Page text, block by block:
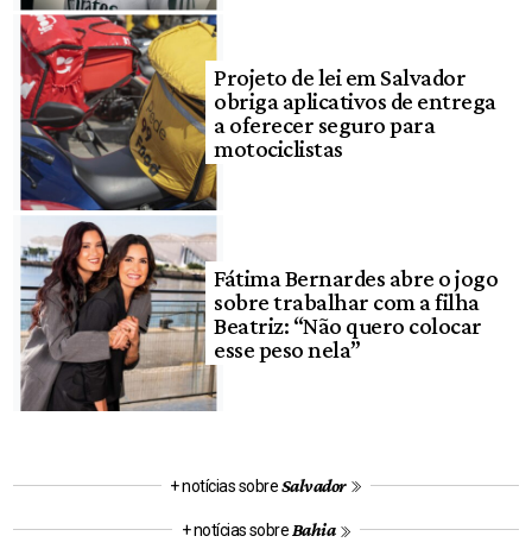
Projeto de lei em Salvador
obriga aplicativos de entrega
a oferecer seguro para
motociclistas
Fátima Bernardes abre o jogo
sobre trabalhar com a filha
Beatriz: “Não quero colocar
esse peso nela”
+ notícias sobreSalvador
+ notícias sobreBahia